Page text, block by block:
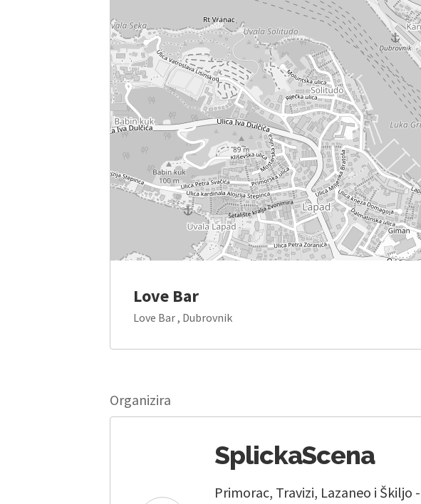
Love Bar
Love Bar , Dubrovnik
Organizira
SplickaScena
Primorac, Travizi, Lazaneo i